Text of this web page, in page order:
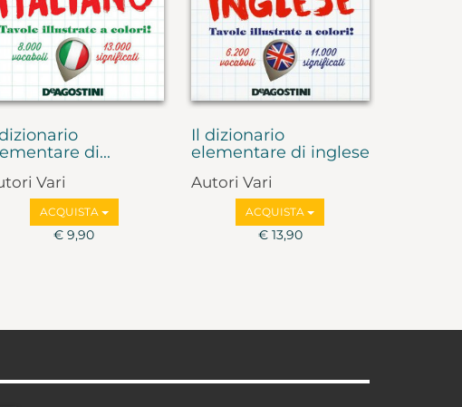
di...
Vari
ACQUISTA
€ 9,90
Il dizionario
elementare di inglese
Autori Vari
ACQUISTA
€ 13,90